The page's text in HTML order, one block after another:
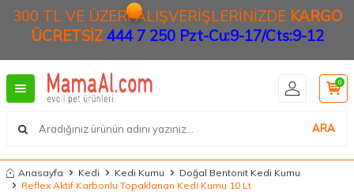
300 TL VE ÜZERİ ALIŞVERİŞLERİNİZDE KARGO
ÜCRETSİZ444 7 250 Pzt-Cu:9-17/Cts:9-12
ARA
0
Anasayfa Kedi Kedi Kumu
Doğal Bentonit Kedi Kumu
Reflex Aktif Karbonlu Topaklanan Kedi Kumu 10 Lt